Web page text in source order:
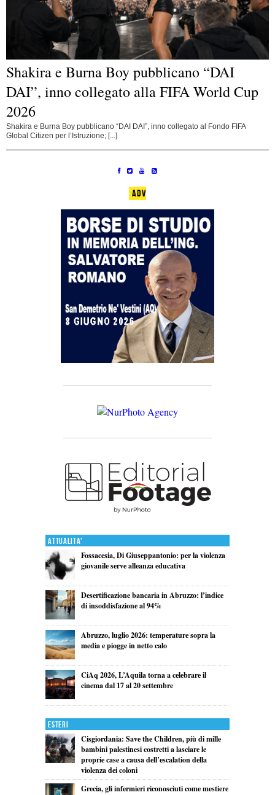
Shakira e Burna Boy pubblicano “DAI
DAI”, inno collegato alla FIFA World Cup
2026
Shakira e Burna Boy pubblicano “DAI DAI”, inno collegato al Fondo FIFA
Global Citizen per l’Istruzione; [...]
ADV
Attualita'
Fossacesia, Di Giuseppantonio: per la violenza
giovanile serve alleanza educativa
Desertificazione bancaria in Abruzzo: l’indice
di insoddisfazione al 94%
Abruzzo, luglio 2026: temperature sopra la
media e piogge in netto calo
CiAq 2026, L’Aquila torna a celebrare il
cinema dal 17 al 20 settembre
Esteri
Cisgiordania: Save the Children, più di mille
bambini palestinesi costretti a lasciare le
proprie case a causa dell’escalation della
violenza dei coloni
Grecia, gli infermieri riconosciuti come mestiere